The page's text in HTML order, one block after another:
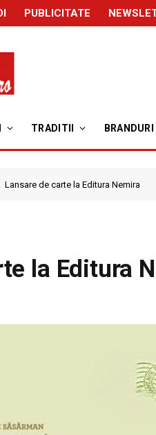
PUBLICITATE
TRADITII BRANDURI
Lansare de carte la Editura Nemira
la Editura